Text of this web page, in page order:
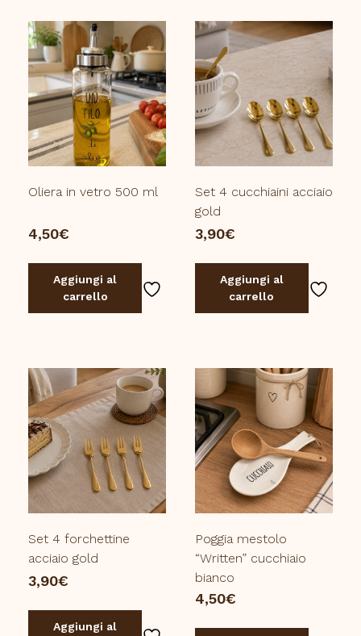
Oliera in vetro 500 ml
4,50€
Aggiungi al
carrello
Set 4 cucchiaini acciaio
gold
3,90€
Aggiungi al
carrello
Set 4 forchettine
acciaio gold
3,90€
Aggiungi al
Poggia mestolo
“Written” cucchiaio
bianco
4,50€